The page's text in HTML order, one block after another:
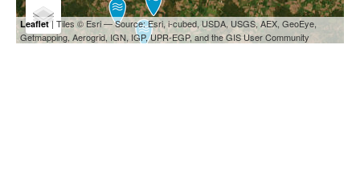
Leaflet| Tiles © Esri — Source: Esri, i-cubed, USDA, USGS, AEX, GeoEye,
Getmapping, Aerogrid, IGN, IGP, UPR-EGP, and the GIS User Community